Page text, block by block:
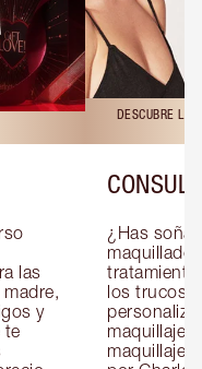
las
y
te
DESCUBRE
¿Has
los
maquillaje
maquillaje